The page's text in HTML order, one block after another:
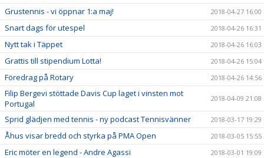
Grustennis - vi öppnar 1:a maj! 2018-04-27 16:00
Snart dags för utespel 2018-04-26 16:31
Nytt tak i Täppet 2018-04-26 16:03
Grattis till stipendium Lotta! 2018-04-26 15:04
Föredrag på Rotary 2018-04-26 14:56
Filip Bergevi stöttade Davis Cup laget i vinsten mot
Portugal
2018-04-09 21:08
Sprid glädjen med tennis - ny podcast Tennisvänner 2018-03-17 19:29
Åhus visar bredd och styrka på PMA Open 2018-03-05 15:55
Eric möter en legend - Andre Agassi 2018-03-01 19:09